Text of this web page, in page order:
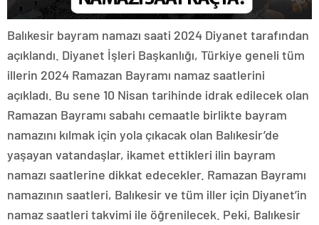
Balıkesir bayram namazı saati 2024 Diyanet tarafından
açıklandı. Diyanet İşleri Başkanlığı, Türkiye geneli tüm
illerin 2024 Ramazan Bayramı namaz saatlerini
açıkladı. Bu sene 10 Nisan tarihinde idrak edilecek olan
Ramazan Bayramı sabahı cemaatle birlikte bayram
namazını kılmak için yola çıkacak olan Balıkesir’de
yaşayan vatandaşlar, ikamet ettikleri ilin bayram
namazı saatlerine dikkat edecekler. Ramazan Bayramı
namazının saatleri, Balıkesir ve tüm iller için Diyanet’in
namaz saatleri takvimi ile öğrenilecek. Peki, Balıkesir